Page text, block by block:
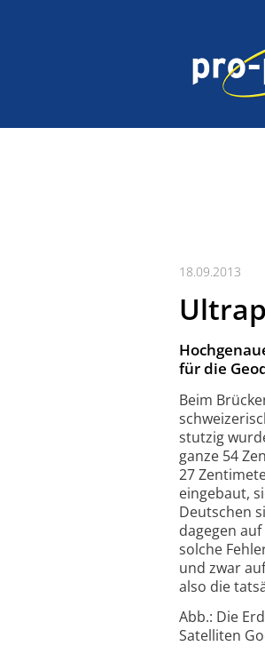
18.09.2013
für die
Beim
stutzig
ganze 54
27
eingebaut,
Deutschen
dagegen
solche
und zwar
also die
Abb.: Die
Satelliten